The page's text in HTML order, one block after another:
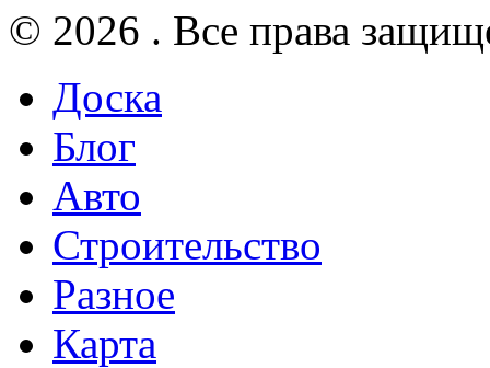
© 2026 . Все права
Доска
Блог
Авто
Строительство
Разное
Карта